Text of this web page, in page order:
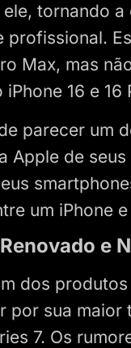
tornando
profissional.
Max, mas
16 e 16
parecer um
Apple de
um iPhone
e
dos
por sua maior
7. Os